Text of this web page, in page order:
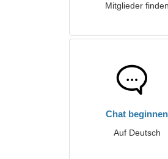
Mitglieder finden
Chat beginnen
Auf Deutsch